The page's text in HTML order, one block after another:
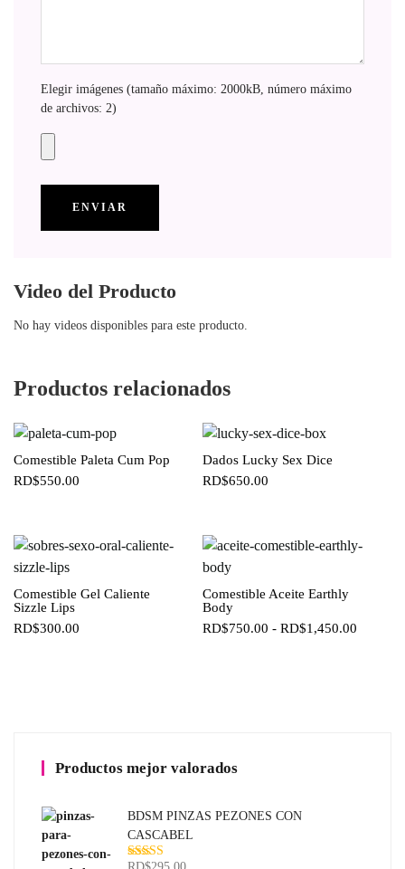
Elegir imágenes (tamaño máximo: 2000kB, número máximo
de archivos: 2)
Video del Producto
No hay videos disponibles para este producto.
Productos relacionados
Comestible Paleta Cum Pop
RD$550.00
Dados Lucky Sex Dice
RD$650.00
Comestible Gel Caliente
Sizzle Lips
RD$300.00
Comestible Aceite Earthly
Body
RD$750.00 - RD$1,450.00Rango
Productos mejor valorados
BDSM PINZAS PEZONES CON
CASCABEL